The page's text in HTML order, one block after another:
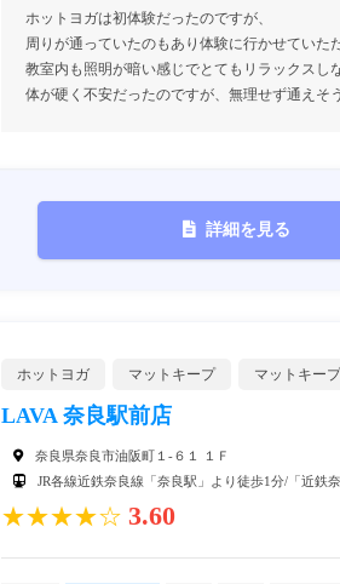
ホットヨガは初体験だったのですが、
周りが通っていたのもあり体験に行かせていた
教室内も照明が暗い感じでとてもリラックスし
体が硬く不安だったのですが、無理せず通えそ
詳細を見る
ホットヨガ マットキープ マットキープ
LAVA 奈良駅前店
奈良県奈良市油阪町１-６１ １Ｆ
JR各線近鉄奈良線「奈良駅」より徒歩1分/「近鉄
★★★★☆ 3.60